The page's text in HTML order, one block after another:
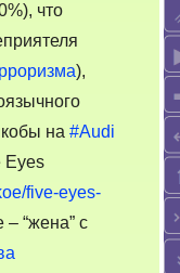
что
),
на #Audi
Eyes
five-eyes-
“жена” с